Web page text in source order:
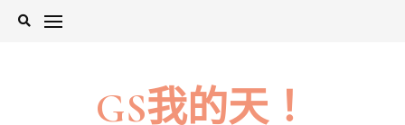
Skip
GS我的天！